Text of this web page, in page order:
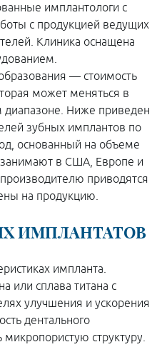
имплантологи с
с продукцией ведущих
Клиника оснащена
— стоимость
может меняться в
диапазоне. Ниже приведен
зубных имплантов по
основанный на объеме
в США, Европе и
приводятся
на продукцию.
ИМПЛАНТАТОВ
импланта.
или сплава титана с
улучшения и ускорения
дентального
структуру.